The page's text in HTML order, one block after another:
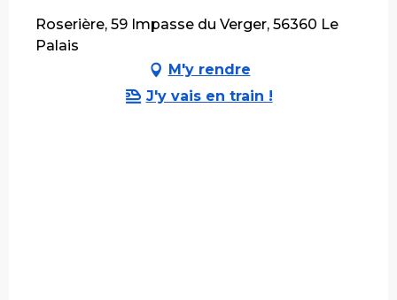
Roserière, 59 Impasse du Verger, 56360 Le
Palais
M'y rendre
J'y vais en train !